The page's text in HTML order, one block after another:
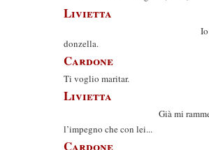
Livietta
Io
donzella.
Cardone
Ti voglio maritar.
Livietta
Già mi
l’impegno che con lei...
Cardone